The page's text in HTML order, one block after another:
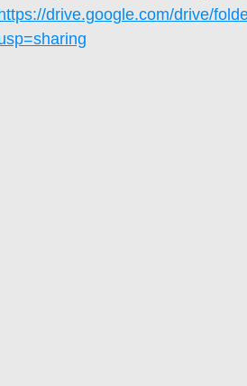
https://drive.google.com/drive/